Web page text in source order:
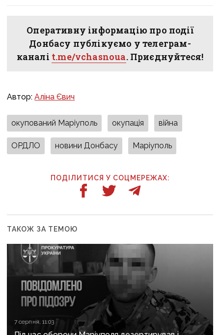
Оперативну інформацію про події
Донбасу публікуємо у телеграм-
каналі t.me/vchasnoua. Приєднуйтеся!
Автор:Аліна Євич
окупований Маріуполь окупація війна
ОРДЛО новини Донбасу Маріуполь
ПОДІЛИТИСЯ У СОЦМЕРЕЖАХ:
ТАКОЖ ЗА ТЕМОЮ
7 серпня, 11:03